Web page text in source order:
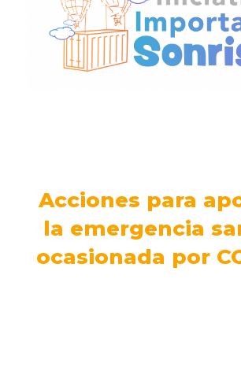
Acciones para
la emergencia
ocasionada por